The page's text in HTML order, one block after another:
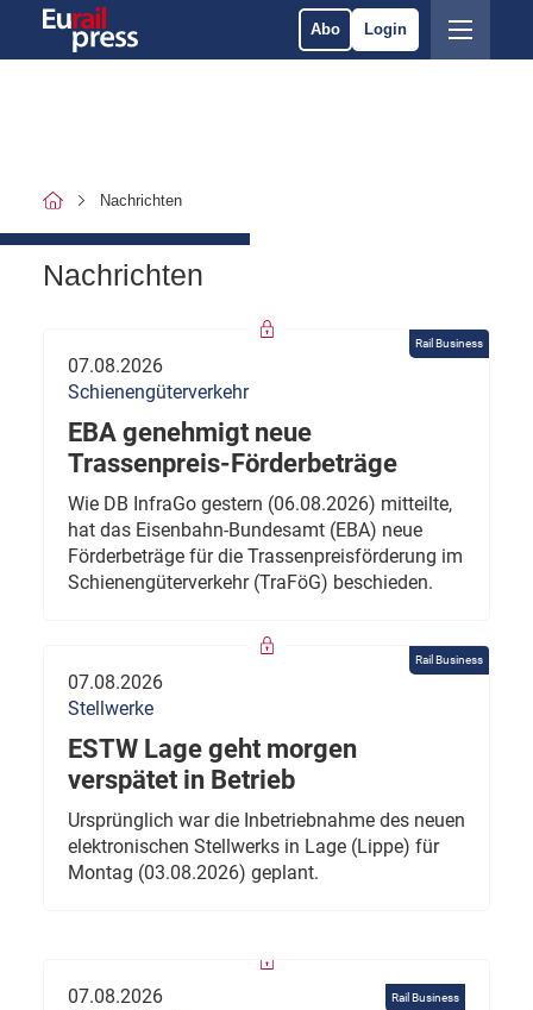
Abo Login
Nachrichten
Nachrichten
Rail Business
07.08.2026
Schienengüterverkehr
EBA genehmigt neue
Trassenpreis-Förderbeträge
Wie DB InfraGo gestern (06.08.2026) mitteilte,
hat das Eisenbahn-Bundesamt (EBA) neue
Förderbeträge für die Trassenpreisförderung im
Schienengüterverkehr (TraFöG) beschieden.
Rail Business
07.08.2026
Stellwerke
ESTW Lage geht morgen
verspätet in Betrieb
Ursprünglich war die Inbetriebnahme des neuen
elektronischen Stellwerks in Lage (Lippe) für
Montag (03.08.2026) geplant.
Rail Business
07.08.2026